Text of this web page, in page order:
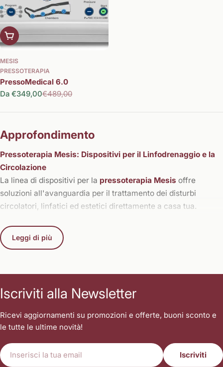
Scegli le opzioni
MESIS
PRESSOTERAPIA
PressoMedical 6.0
Prezzo
Da €349,00
Prezzo
€489,00
Approfondimento
Pressoterapia Mesis: Dispositivi per il Linfodrenaggio e la
Circolazione
La linea di dispositivi per la pressoterapia Mesis offre
soluzioni all'avanguardia per il trattamento dei disturbi
circolatori, linfatici ed estetici direttamente a casa tua.
apparecchiature simulano un profondo
meccanico
, spingendo dolcemente il flusso sanguigno e
rivelandosi la scelta d'eccellenza per trattare in modo sicuro
e non invasivo sia le patologie vascolari che gli inestetismi
cutanei.
I macchinari Mesis, tra cui spiccano sistemi avanzati come la
linea
, sono progettati per rispondere a diverse
Leggi di più
Iscriviti alla Newsletter
Ricevi aggiornamenti su promozioni e offerte, buoni sconto e
le tutte le ultime novità!
E-
mail
Iscriviti